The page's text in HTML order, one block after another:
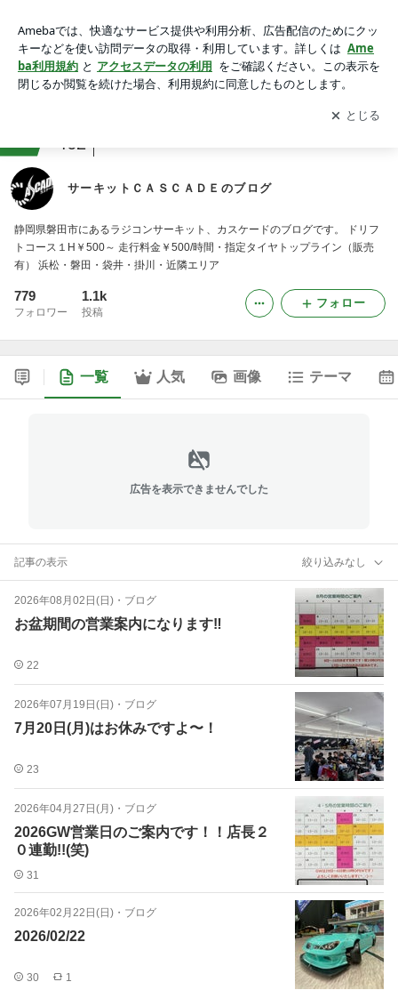
アプリをダウンロードして ブログの更新通知
を受け取りまし
ょう。
開く
462
サーキットＣＡＳＣＡＤＥのブログ
静岡県磐田市にあるラジコンサーキット、カスケードのブログです。 ドリフ
トコース１H￥500～ 走行料金￥500/時間・指定タイヤトップライン（販売
有） 浜松・磐田・袋井・掛川・近隣エリア
779
フォロワー
1.1k
投稿
フォロー
一覧 人気 画像 テーマ
広告を表示できませんでした
記事の表示 絞り込みなし
2026年08月02日(日) ・ ブログ
お盆期間の営業案内になります‼︎
22
2026年07月19日(日) ・ ブログ
7月20日(月)はお休みですよ〜！
23
2026年04月27日(月) ・ ブログ
2026GW営業日のご案内です！！店長２
０連勤!!(笑)
31
2026年02月22日(日) ・ ブログ
2026/02/22
30 1